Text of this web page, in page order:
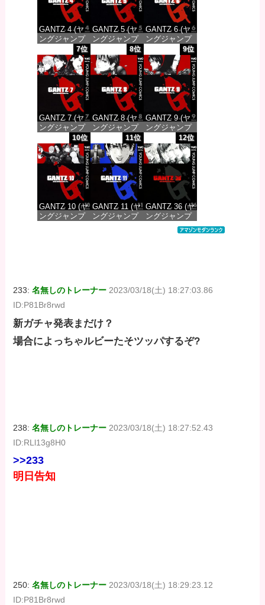
GANTZ 4 (ヤ
ングジャンプ
コミックス
DIGITAL)
価格：¥100
GANTZ 5 (ヤ
ングジャンプ
コミックス
DIGITAL)
価格：¥100
GANTZ 6 (ヤ
ングジャンプ
コミックス
DIGITAL)
価格：¥100
7位
GANTZ 7 (ヤ
ングジャンプ
コミックス
DIGITAL)
価格：¥100
8位
GANTZ 8 (ヤ
ングジャンプ
コミックス
DIGITAL)
価格：¥100
9位
GANTZ 9 (ヤ
ングジャンプ
コミックス
DIGITAL)
価格：¥100
10位
GANTZ 10 (ヤ
ングジャンプ
11位
GANTZ 11 (ヤ
ングジャンプ
12位
GANTZ 36 (ヤ
ングジャンプ
コミックス
233:名無しのトレーナー 2023/03/18(土) 18:27:03.86
ID:P81Br8rwd
新ガチャ発表まだけ？
場合によっちゃルビーたそツッパするぞ?
238:名無しのトレーナー 2023/03/18(土) 18:27:52.43
ID:RLl13g8H0
>>233
明日告知
250:名無しのトレーナー 2023/03/18(土) 18:29:23.12
ID:P81Br8rwd